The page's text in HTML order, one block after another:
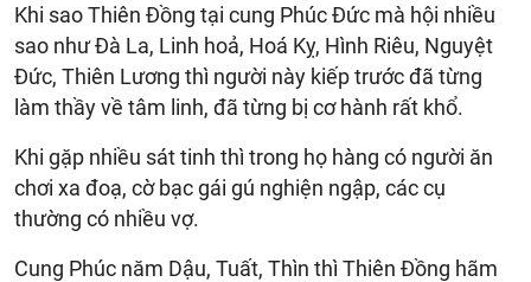
Khi sao Thiên Đồng tại cung Phúc Đức mà hội nhiều
sao như Đà La, Linh hoả, Hoá Kỵ, Hình Riêu, Nguyệt
Đức, Thiên Lương thì người này kiếp trước đã từng
làm thầy về tâm linh, đã từng bị cơ hành rất khổ.
Khi gặp nhiều sát tinh thì trong họ hàng có người ăn
chơi xa đoạ, cờ bạc gái gú nghiện ngập, các cụ
thường có nhiều vợ.
Cung Phúc năm Dậu, Tuất, Thìn thì Thiên Đồng hãm